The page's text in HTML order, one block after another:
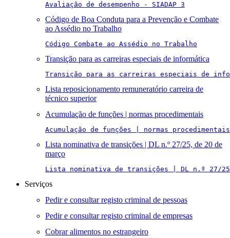
Avaliação de desempenho - SIADAP 3
Código de Boa Conduta para a Prevenção e Combate
ao Assédio no Trabalho
Código Combate ao Assédio no Trabalho
Transição para as carreiras especiais de informática
Transição para as carreiras especiais de
Lista reposicionamento remuneratório carreira de
técnico superior
Acumulação de funções | normas procedimentais
Acumulação de funções | normas procedimentais
Lista nominativa de transições | DL n.º 27/25, de 20 de
março
Lista nominativa de transições | DL n.º 27/
Serviços
Pedir e consultar registo criminal de pessoas
Pedir e consultar registo criminal de empresas
Cobrar alimentos no estrangeiro